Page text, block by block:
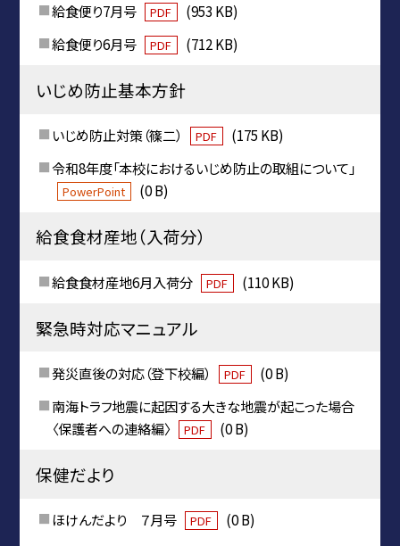
給食便り7月号 PDF
(953 KB)
給食便り6月号
PDF (712 KB)
いじめ防止基本方針
いじめ防止対策（篠二） PDF
(175 KB)
令和8年度「本校におけるいじめ防止の取組について」
PowerPoint (0 B)
給食食材産地（入荷分）
給食食材産地6月入荷分 PDF (110 KB)
緊急時対応マニュアル
発災直後の対応（登下校編） PDF
(0 B)
南海トラフ地震に起因する大きな地震が起こった場合
〈保護者への連絡編〉
PDF (0 B)
保健だより
ほけんだより ７月号 PDF (0 B)